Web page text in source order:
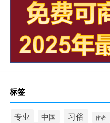
标签
专业 中国 习俗 作者